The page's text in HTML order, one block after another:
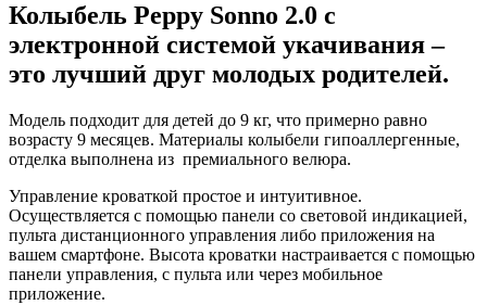
Колыбель Peppy Sonno 2.0 с
электронной системой укачивания –
это лучший друг молодых родителей.
Модель подходит для детей до 9 кг, что примерно равно
возрасту 9 месяцев. Материалы колыбели гипоаллергенные,
отделка выполнена из премиального велюра.
Управление кроваткой простое и интуитивное.
Осуществляется с помощью панели со световой индикацией,
пульта дистанционного управления либо приложения на
вашем смартфоне. Высота кроватки настраивается с помощью
панели управления, с пульта или через мобильное
приложение.